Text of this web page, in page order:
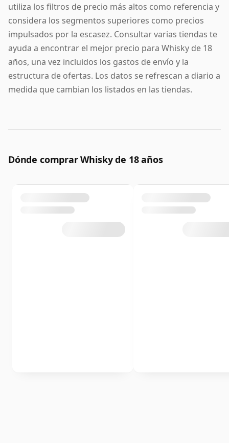
utiliza los filtros de precio más altos como referencia y
considera los segmentos superiores como precios
impulsados por la escasez. Consultar varias tiendas te
ayuda a encontrar el mejor precio para Whisky de 18
años, una vez incluidos los gastos de envío y la
estructura de ofertas. Los datos se refrescan a diario a
medida que cambian los listados en las tiendas.
Dónde comprar Whisky de 18 años